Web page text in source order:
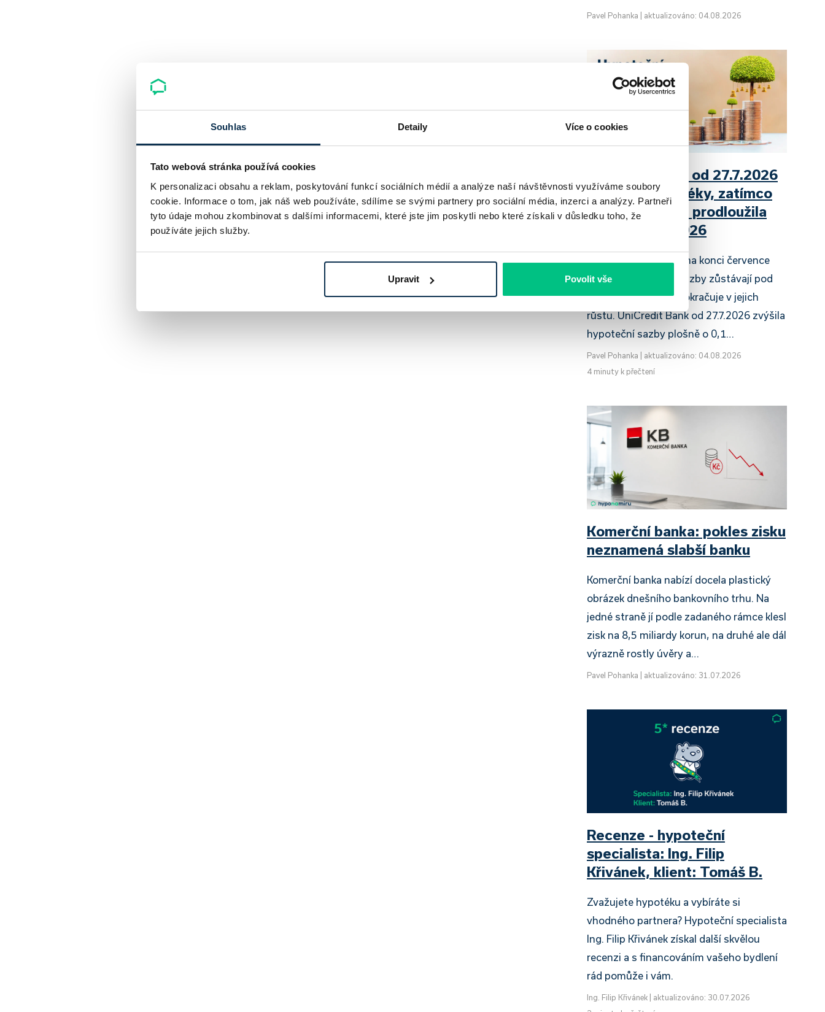
Souhlas Detaily Více o cookies
Tato webová stránka používá cookies
K personalizaci obsahu a reklam, poskytování funkcí sociálních médií a analýze naší návštěvnosti využíváme soubory
cookie. Informace o tom, jak náš web používáte, sdílíme se svými partnery pro sociální média, inzerci a analýzy. Partneři
tyto údaje mohou zkombinovat s dalšími informacemi, které jste jim poskytli nebo které získali v důsledku toho, že
používáte jejich služby.
Upravit Povolit vše
Pavel Pohanka aktualizováno: 04.08.2026
UniCredit Bank od 27.7.2026
zdražuje hypotéky, zatímco
Raiffeisenbank prodloužila
slevu do 6.9.2026
Český hypoteční trh na konci července
2026 potvrzuje, že sazby zůstávají pod
tlakem a část bank pokračuje v jejich
růstu. UniCredit Bank od 27.7.2026 zvýšila
hypoteční sazby plošně o 0,1…
Pavel Pohanka
aktualizováno: 04.08.2026
4 minuty k přečtení
Komerční banka: pokles zisku
neznamená slabší banku
Komerční banka nabízí docela plastický
obrázek dnešního bankovního trhu. Na
jedné straně jí podle zadaného rámce klesl
zisk na 8,5 miliardy korun, na druhé ale dál
výrazně rostly úvěry a…
Pavel Pohanka aktualizováno: 31.07.2026
Recenze - hypoteční
specialista: Ing. Filip
Křivánek, klient: Tomáš B.
Zvažujete hypotéku a vybíráte si
vhodného partnera? Hypoteční specialista
Ing. Filip Křivánek získal další skvělou
recenzi a s financováním vašeho bydlení
rád pomůže i vám.
Ing. Filip Křivánek
aktualizováno: 30.07.2026